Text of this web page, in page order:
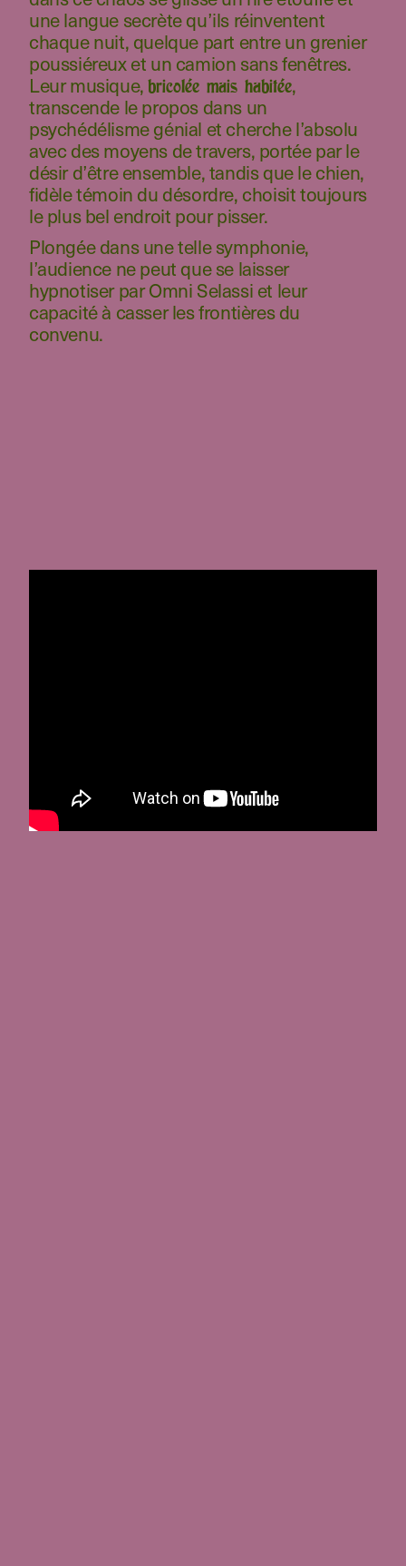
une langue secrète qu’ils réinventent
chaque nuit, quelque part entre un grenier
poussiéreux et un camion sans fenêtres.
Leur musique,bricolée mais habitée,
transcende le propos dans un
psychédélisme génial et cherche l’absolu
avec des moyens de travers, portée par le
désir d’être ensemble, tandis que le chien,
fidèle témoin du désordre, choisit toujours
le plus bel endroit pour pisser.
Plongée dans une telle symphonie,
l’audience ne peut que se laisser
hypnotiser par Omni Selassi et leur
capacité à casser les frontières du
convenu.